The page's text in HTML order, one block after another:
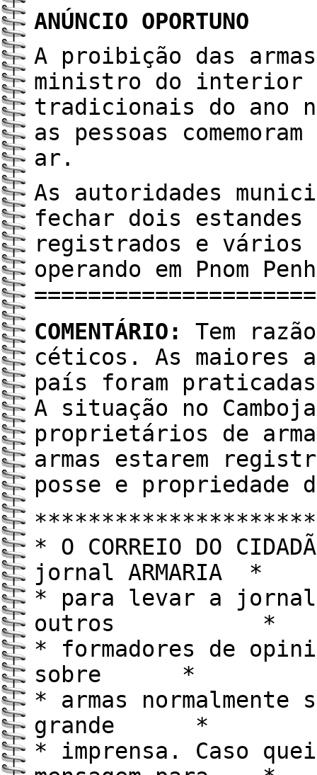
ANÚNCIO OPORTUNO
A proibição das
ministro do interior
tradicionais do ano
as pessoas
ar.
As autoridades
fechar dois
registrados e vários
operando em Pnom
COMENTÁRIO:
Tem
céticos. As maiores
país foram
A situação no
proprietários de
armas estarem
posse e
* O CORREIO DO
jornal ARMARIA *
* para levar a
outros *
* formadores de
sobre *
* armas normalmente
grande *
* imprensa. Caso